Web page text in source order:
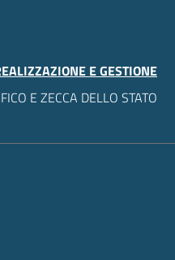
E GESTIONE
E ZECCA DELLO STATO